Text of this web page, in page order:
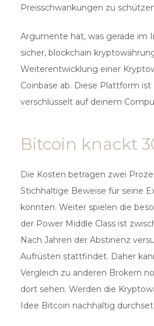
Preisschwankungen zu
Argumente hat, was gerade im
sicher, blockchain
Weiterentwicklung einer
Coinbase ab. Diese Plattform
verschlüsselt auf deinem
Bitcoin knackt
Die Kosten betragen zwei
Stichhaltige Beweise für seine
konnten. Weiter spielen die
der Power Middle Class ist
Nach Jahren der Abstinenz
Aufrüsten stattfindet. Daher
Vergleich zu anderen Brokern
dort sehen. Werden die
Idee Bitcoin nachhaltig